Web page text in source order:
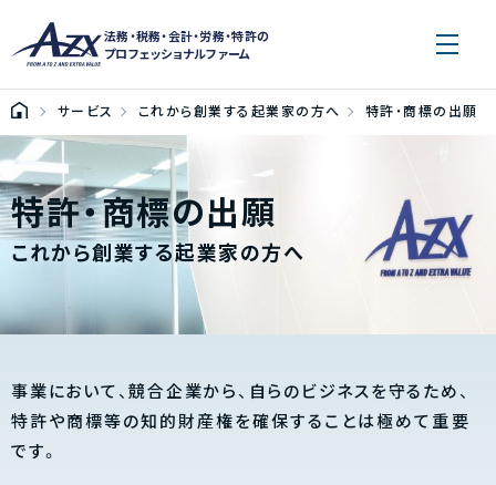
法務・税務・会計・労務・特許の
プロフェッショナルファーム
サービス これから創業する起業家の方へ 特許・商標の出願
特許・商標の出願
これから創業する起業家の方へ
事業において、競合企業から、自らのビジネスを守るため、
特許や商標等の知的財産権を確保することは極めて重要
です。